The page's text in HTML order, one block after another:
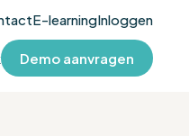
E-learningInloggen
Demo aanvragen